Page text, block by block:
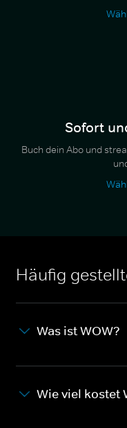
Sofort
Buch dein Abo und
Häufig
Was ist WOW?
Wie viel kostet